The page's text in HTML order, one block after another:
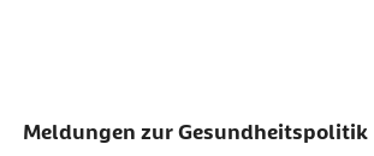
Meldungen zur Gesundheitspolitik